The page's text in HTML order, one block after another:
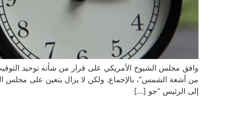
من أشعة الشمس”، بالإجماع. ولكن لا يزال يتعين على مجلس
إلى الرئيس “جو […]